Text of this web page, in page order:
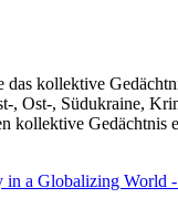
kollektive
Ost-, Südukraine,
kollektive Gedächtnis
a Globalizing World